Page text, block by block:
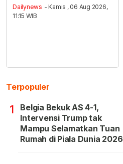
Dailynews - Kamis , 06 Aug 2026,
11:15 WIB
Terpopuler
1
Belgia Bekuk AS 4-1,
Intervensi Trump tak
Mampu Selamatkan Tuan
Rumah di Piala Dunia 2026